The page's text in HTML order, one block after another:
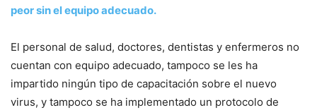
peor sin el equipo adecuado.
El personal de salud, doctores, dentistas y enfermeros no
cuentan con equipo adecuado, tampoco se les ha
impartido ningún tipo de capacitación sobre el nuevo
virus, y tampoco se ha implementado un protocolo de